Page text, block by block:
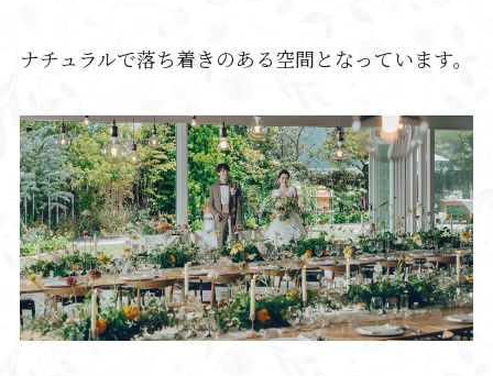
ナチュラルで落ち着きのある空間となっています。